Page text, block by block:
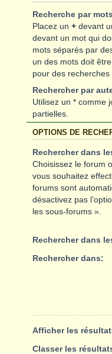
Recherche par
Placez un + devant
devant un mot qui
mots séparés par
un des mots doit
pour des recherches
Rechercher par
Utilisez un * comme
partielles.
OPTIONS DE
Rechercher dans
Choisissez le forum
vous souhaitez
forums sont
désactivez pas
les sous-forums ».
Rechercher dans
Rechercher dans:
Afficher les
Classer les